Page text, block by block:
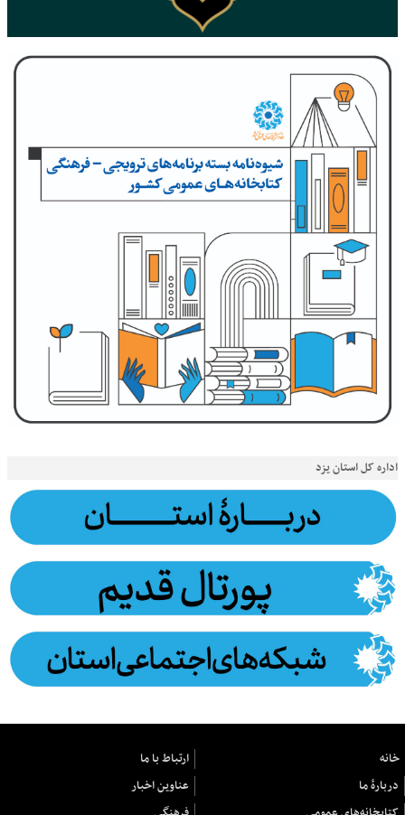
اداره کل استان یزد
خانه
ارتباط با ما
دربارهٔ ما
عناوین اخبار